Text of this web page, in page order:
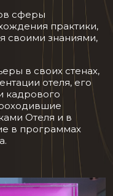
сферы
практики,
своими знаниями,
в своих стенах,
отеля, его
кадрового
Отеля и в
в программах